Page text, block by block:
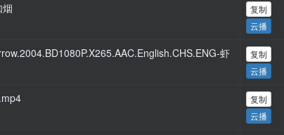
复制
云播
虾
复制
云播
复制
云播